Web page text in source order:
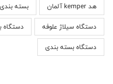
هد kemper آلمان
بسته
دستگاه سیلاژ علوفه
دستگاه
دستگاه بسته بندی